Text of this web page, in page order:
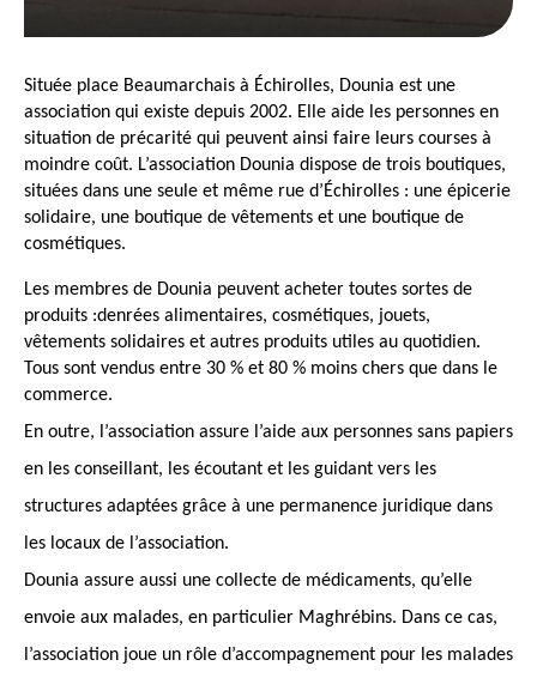
Située place Beaumarchais à Échirolles, Dounia est une
association qui existe depuis 2002. Elle aide les personnes en
situation de précarité qui peuvent ainsi faire leurs courses à
moindre coût. L’association Dounia dispose de trois boutiques,
situées dans une seule et même rue d’Échirolles : une épicerie
solidaire, une boutique de vêtements et une boutique de
cosmétiques.
Les membres de Dounia peuvent acheter toutes sortes de
produits :denrées alimentaires, cosmétiques, jouets,
vêtements solidaires et autres produits utiles au quotidien.
Tous sont vendus entre 30 % et 80 % moins chers que dans le
commerce.
En outre, l’association assure l’aide aux personnes sans papiers
en les conseillant, les écoutant et les guidant vers les
structures adaptées grâce à une permanence juridique dans
les locaux de l’association.
Dounia assure aussi une collecte de médicaments, qu’elle
envoie aux malades, en particulier Maghrébins. Dans ce cas,
l’association joue un rôle d’accompagnement pour les malades